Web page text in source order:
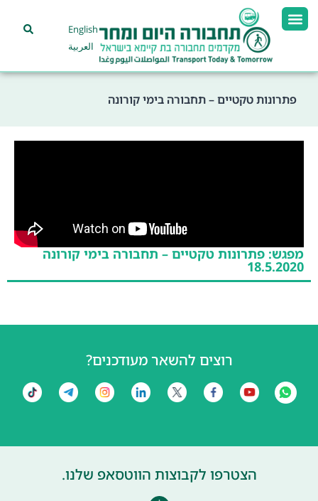
English
العربية
פתרונות טקטיים – תחבורה בימי קורונה
מפגש: פתרונות טקטיים – תחבורה בימי קורונה
18.5.2020
רוצים להשאר מעודכנים?
הצטרפו לקבוצות הווטסאפ שלנו.